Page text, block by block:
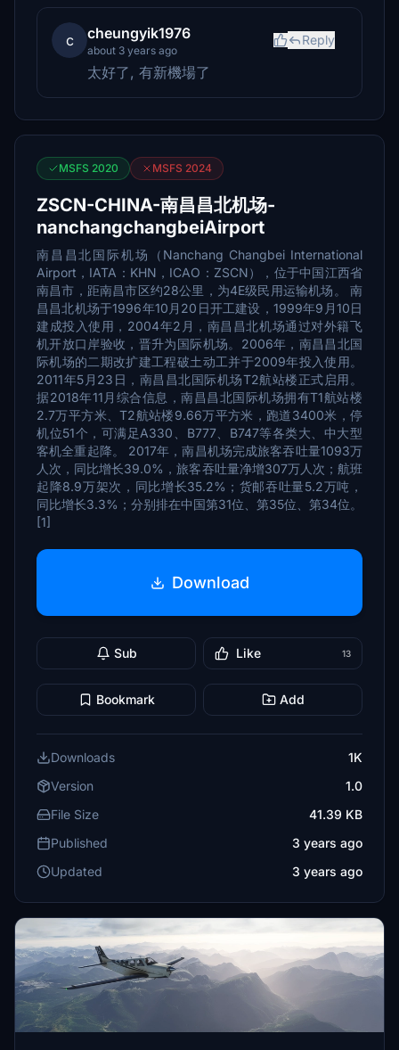
c cheungyik1976
about 3 years ago
Reply
太好了, 有新機場了
MSFS 2020 MSFS 2024
ZSCN-CHINA-南昌昌北机场-
nanchangchangbeiAirport
南昌昌北国际机场（Nanchang Changbei International
Airport，IATA：KHN，ICAO：ZSCN），位于中国江西省
南昌市，距南昌市区约28公里，为4E级民用运输机场。 南
昌昌北机场于1996年10月20日开工建设，1999年9月10日
建成投入使用，2004年2月，南昌昌北机场通过对外籍飞
机开放口岸验收，晋升为国际机场。2006年，南昌昌北国
际机场的二期改扩建工程破土动工并于2009年投入使用。
2011年5月23日，南昌昌北国际机场T2航站楼正式启用。
据2018年11月综合信息，南昌昌北国际机场拥有T1航站楼
2.7万平方米、T2航站楼9.66万平方米，跑道3400米，停
机位51个，可满足A330、B777、B747等各类大、中大型
客机全重起降。 2017年，南昌机场完成旅客吞吐量1093万
人次，同比增长39.0%，旅客吞吐量净增307万人次；航班
起降8.9万架次，同比增长35.2%；货邮吞吐量5.2万吨，
同比增长3.3%；分别排在中国第31位、第35位、第34位。
[1]
Download
Sub Like 13
Bookmark Add
Downloads
1K
Version
1.0
File Size
41.39 KB
Published
3 years ago
Updated
3 years ago